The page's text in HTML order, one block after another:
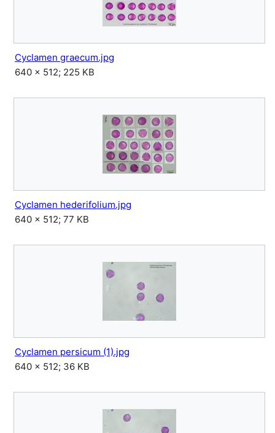
Cyclamen graecum.jpg
640 × 512; 225 KB
Cyclamen hederifolium.jpg
640 × 512; 77 KB
Cyclamen persicum (1).jpg
640 × 512; 36 KB